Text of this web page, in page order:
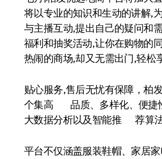
将以专业的知识和生动的讲解,
与主播互动,提出自己的疑问和
福利和抽奖活动,让你在购物的
热闹的商场,却又无需出门,轻松
贴心服务,售后无忧有保障，柏
个集高 品质、多样化、便捷性
大数据分析以及智能推 荐算法
平台不仅涵盖服装鞋帽、家居